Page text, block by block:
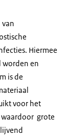
Hiermee
worden en
is de
voor het
grote